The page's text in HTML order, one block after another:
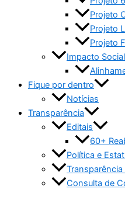
Projeto
Projeto
Projeto
Impacto Social
Fique por dentro
Notícias
Transparência
Editais
60+
Política e
Transparência
Consulta de